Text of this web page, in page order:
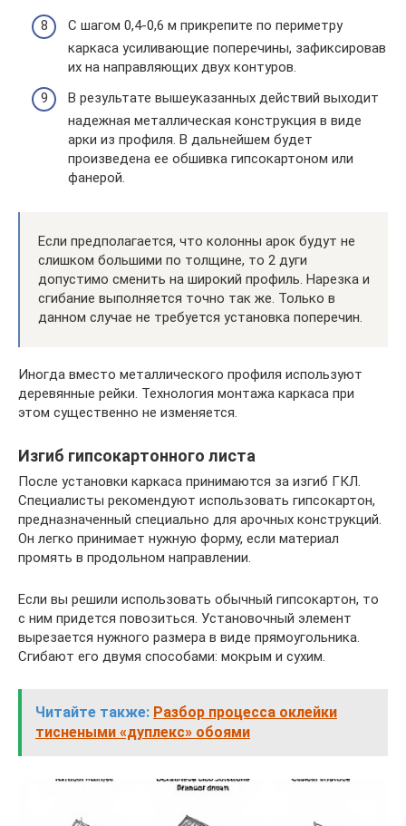
С шагом 0,4-0,6 м прикрепите по периметру
каркаса усиливающие поперечины, зафиксировав
их на направляющих двух контуров.
В результате вышеуказанных действий выходит
надежная металлическая конструкция в виде
арки из профиля. В дальнейшем будет
произведена ее обшивка гипсокартоном или
фанерой.
Если предполагается, что колонны арок будут не
слишком большими по толщине, то 2 дуги
допустимо сменить на широкий профиль. Нарезка и
сгибание выполняется точно так же. Только в
данном случае не требуется установка поперечин.
Иногда вместо металлического профиля используют
деревянные рейки. Технология монтажа каркаса при
этом существенно не изменяется.
Изгиб гипсокартонного листа
После установки каркаса принимаются за изгиб ГКЛ.
Специалисты рекомендуют использовать гипсокартон,
предназначенный специально для арочных конструкций.
Он легко принимает нужную форму, если материал
промять в продольном направлении.
Если вы решили использовать обычный гипсокартон, то
с ним придется повозиться. Установочный элемент
вырезается нужного размера в виде прямоугольника.
Сгибают его двумя способами: мокрым и сухим.
Читайте также: Разбор процесса оклейки
тиснеными «дуплекс» обоями